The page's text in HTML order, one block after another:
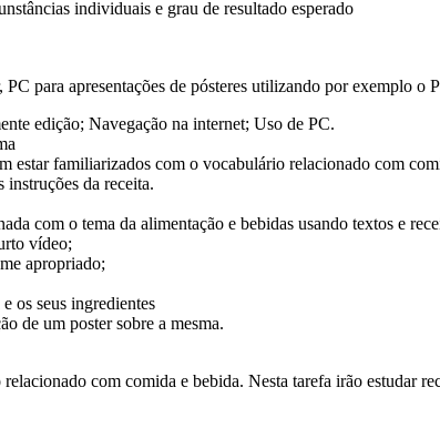
individuais e grau de resultado esperado
para apresentações de pósteres utilizando por exemplo o
edição; Navegação na internet; Uso de PC.
estar familiarizados com o vocabulário relacionado com
instruções da receita.
com o tema da alimentação e bebidas usando textos e
vídeo;
apropriado;
os seus ingredientes
de um poster sobre a mesma.
com comida e bebida. Nesta tarefa irão estudar